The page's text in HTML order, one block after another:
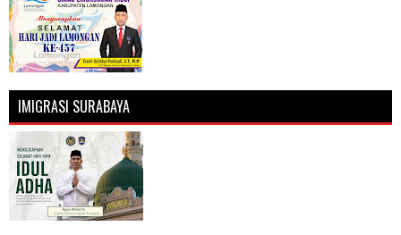
IMIGRASI SURABAYA